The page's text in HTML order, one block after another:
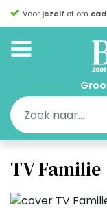
Voor jezelf of om
TV Familie